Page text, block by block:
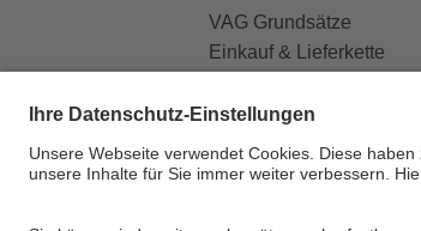
VAG Grundsätze
Einkauf & Lieferkette
Vermietung Werbeflächen
Newsletter